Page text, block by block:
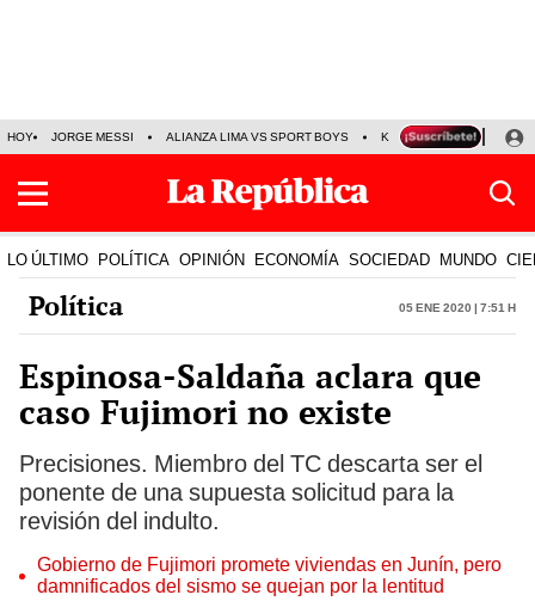
HOY JORGE MESSI ALIANZA LIMA VS SPORT BOYS KENJI FUJIMORI
LO ÚLTIMO POLÍTICA OPINIÓN ECONOMÍA SOCIEDAD MUNDO
Política 05 Ene 2020 | 7:51 h
Espinosa-Saldaña aclara que
caso Fujimori no existe
Precisiones. Miembro del TC descarta ser el
ponente de una supuesta solicitud para la
revisión del indulto.
Gobierno de Fujimori promete viviendas en Junín, pero
damnificados del sismo se quejan por la lentitud